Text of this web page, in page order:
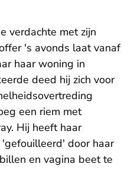
verdachte met zijn
's avonds laat vanaf
haar woning in
deed hij zich voor
een riem met
Hij heeft haar
door haar
en vagina beet te